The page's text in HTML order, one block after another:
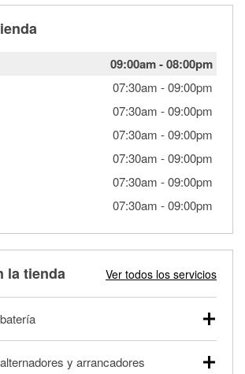
09:00am-08:00pm
07:30am -09:00pm
07:30am -09:00pm
07:30am -09:00pm
07:30am -09:00pm
07:30am -09:00pm
07:30am -09:00pm
la tienda Ver todos los servicios
SUVs, vehículos comerciales y
y arrancadores